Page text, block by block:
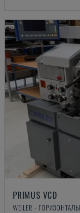
PRIMUS VCD
WEILER -